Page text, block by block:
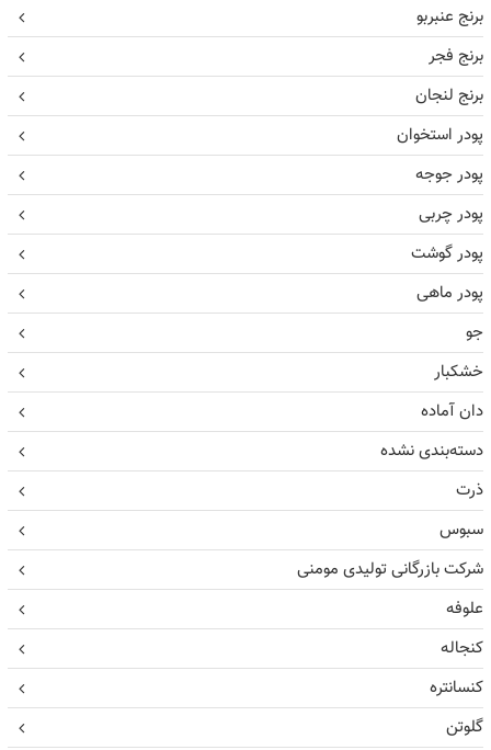
برنج عنبربو
برنج فجر
برنج لنجان
پودر استخوان
پودر جوجه
پودر چربی
پودر گوشت
پودر ماهی
جو
خشکبار
دان آماده
دسته‌بندی نشده
ذرت
سبوس
شرکت بازرگانی تولیدی مومنی
علوفه
کنجاله
کنسانتره
گلوتن